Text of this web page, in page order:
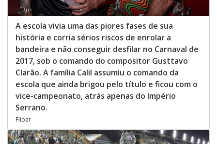
A escola vivia uma das piores fases de sua
história e corria sérios riscos de enrolar a
bandeira e não conseguir desfilar no Carnaval de
2017, sob o comando do compositor Gusttavo
Clarão. A família Calil assumiu o comando da
escola que ainda brigou pelo título e ficou com o
vice-campeonato, atrás apenas do Império
Serrano.
Flipar